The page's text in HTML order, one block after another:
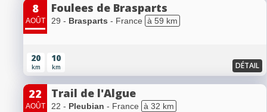
8
AOÛT
Foulees de Brasparts
29 - Brasparts - France à 59 km
20
km
10
km DÉTAIL
22
AOÛT
Trail de l'Algue
22 - Pleubian - France à 32 km